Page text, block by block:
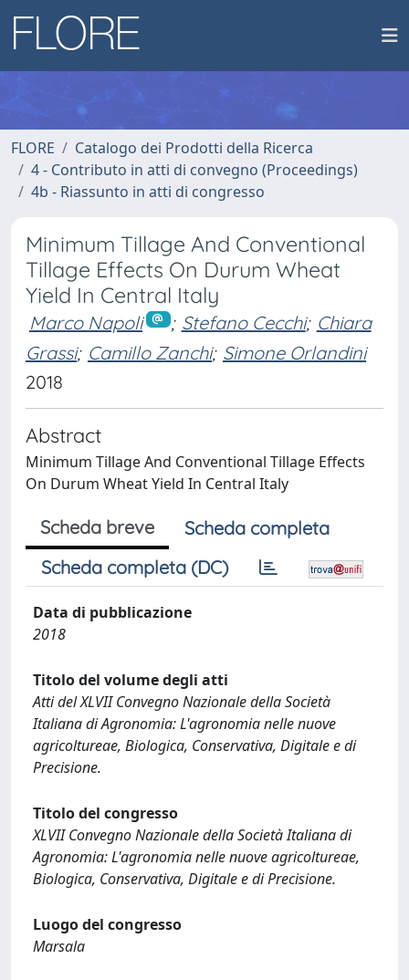
FLORE
Catalogo dei Prodotti della Ricerca
4 - Contributo in atti di convegno (Proceedings)
4b - Riassunto in atti di congresso
Minimum Tillage And Conventional
Tillage Effects On Durum Wheat
Yield In Central Italy
Marco Napoli ; Stefano Cecchi; Chiara
Grassi; Camillo Zanchi; Simone Orlandini
2018
Abstract
Minimum Tillage And Conventional Tillage Effects
On Durum Wheat Yield In Central Italy
Scheda breve
Scheda completa
Scheda completa (DC)
Data di pubblicazione
2018
Titolo del volume degli atti
Atti del XLVII Convegno Nazionale della Società
Italiana di Agronomia: L'agronomia nelle nuove
agricoltureae, Biologica, Conservativa, Digitale e di
Precisione.
Titolo del congresso
XLVII Convegno Nazionale della Società Italiana di
Agronomia: L'agronomia nelle nuove agricoltureae,
Biologica, Conservativa, Digitale e di Precisione.
Luogo del congresso
Marsala